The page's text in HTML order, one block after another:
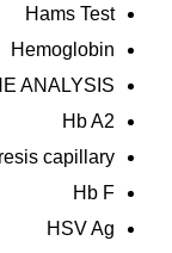
Hams Test
Hemoglobin
ANALYSIS
Hb A2
capillary
Hb F
HSV Ag